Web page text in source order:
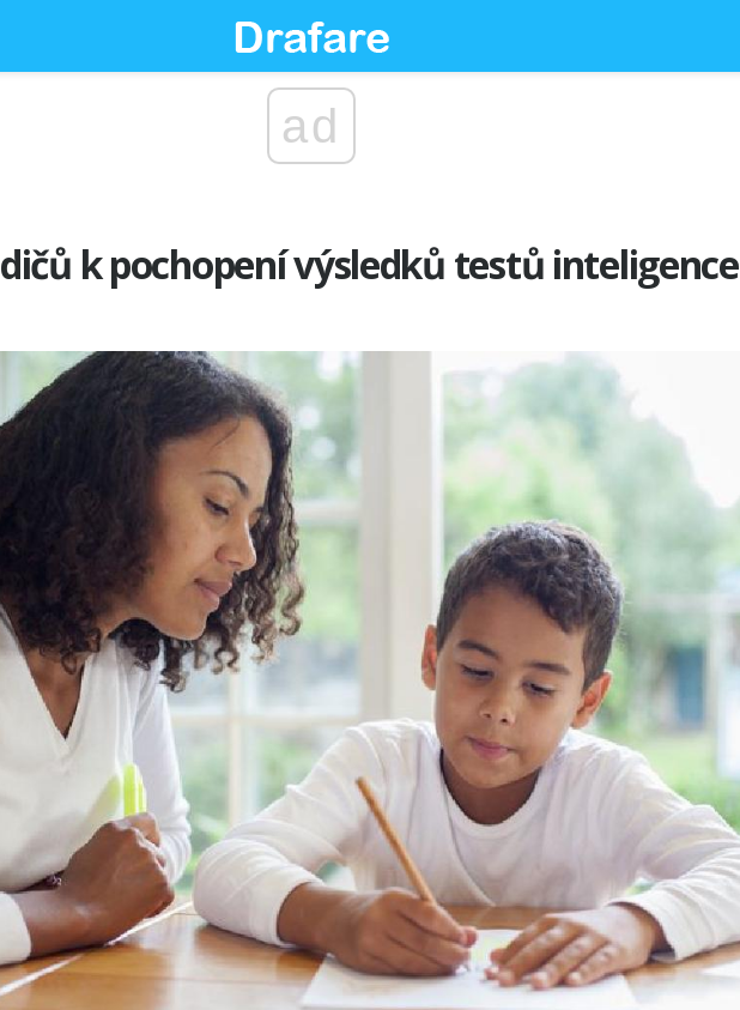
ad
k pochopení výsledků testů inteligence